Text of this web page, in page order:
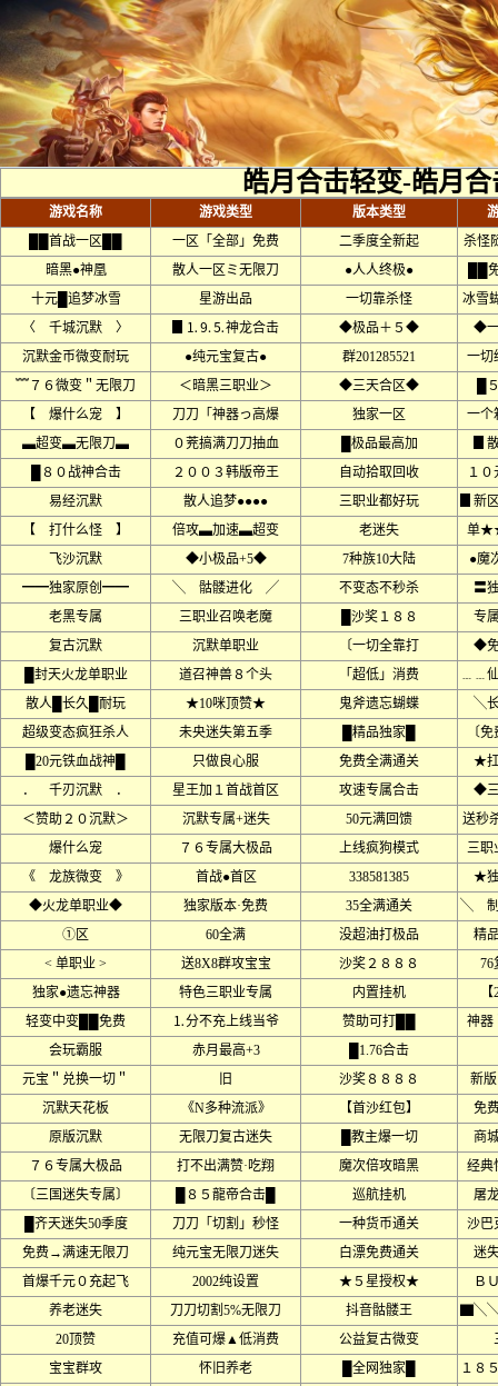
皓月合击轻变-皓月
游戏名称 游戏类型 版本类型
██首战一区██
一区「全部」免费 二季度全新起
杀怪
暗黑●神凰
散人一区ミ无限刀 ●人人终极●
██
十元█追梦冰雪
星游出品 一切靠杀怪
冰雪
〈 千城沉默 〉
▊⒈⒐⒌神龙合击 ◆极品＋５◆
◆
沉默金币微变耐玩
●纯元宝复古● 群201285521
一切
﹌７６微变＂无限刀
＜暗黑三职业＞ ◆三天合区◆
█
【 爆什么宠 】
刀刀「神器っ高爆 独家一区
一个
▃超变▃无限刀▃
０茺搞满刀刀抽血 █极品最高加
▊
█８０战神合击
２００３韩版帝王 自动拾取回收
１
易经沉默
散人追梦●●●● 三职业都好玩
▊新
【 打什么怪 】
倍攻▃加速▃超变 老迷失
单
飞沙沉默
◆小极品+5◆ 7种族10大陆
●魔
━━独家原创━━
╲ 骷髅进化 ╱ 不变态不秒杀
〓
老黑专属
三职业召唤老魔 █沙奖１８８
专
复古沉默
沉默单职业 〔一切全靠打
◆
█封天火龙单职业
道召神兽８个头 「超低」消费
﹍﹍
散人█长久█耐玩
★10咪顶赞★ 鬼斧遗忘蝴蝶
╲
超级变态疯狂杀人
未央迷失第五季 █精品独家█
〔
█20元铁血战神█
只做良心服 免费全满通关
★
． 千刃沉默 ．
星王加１首战首区 攻速专属合击
◆
＜赞助２０沉默＞
沉默专属+迷失 50元满回馈
送秒
爆什么宠
７６专属大极品 上线疯狗模式
三职
《 龙族微变 》
首战●首区 338581385
★
◆火龙单职业◆
独家版本·免费 35全满通关
╲
①区
60全满 没超油打极品
精
< 单职业 >
送8X8群攻宝宝 沙奖２８８８
76
独家●遗忘神器
特色三职业专属 内置挂机
轻变中变██免费
⒈分不充上线当爷 赞助可打██
神器
会玩霸服
赤月最高+3
█1.76合击
元宝＂兑换一切＂
旧 沙奖８８８８
新
沉默天花板
《N多种流派》 【首沙红包】
免
原版沉默
无限刀复古迷失 █教主爆一切
商
７６专属大极品
打不出满赞·吃翔 魔次倍攻暗黑
经典
〔三国迷失专属〕
█８５龍帝合击█ 巡航挂机
屠
█齐天迷失50季度
刀刀「切割」秒怪 一种货币通关
沙巴
免费→满速无限刀
纯元宝无限刀迷失 白漂免费通关
迷
首爆千元０充起飞
2002纯设置 ★５星授权★
Ｂ
养老迷失
刀刀切割5%无限刀 抖音骷髅王
▇╲╲
20顶赞
充值可爆▲低消费 公益复古微变
宝宝群攻
怀旧养老 █全网独家█
１８